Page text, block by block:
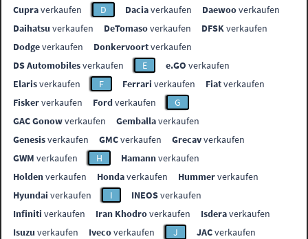
Cupraverkaufen D Daciaverkaufen Daewooverkaufen
Daihatsu verkaufen DeTomasoverkaufen DFSKverkaufen
Dodgeverkaufen Donkervoortverkaufen
DS Automobilesverkaufen E e.GO verkaufen
Elarisverkaufen F Ferrari verkaufen Fiatverkaufen
Fiskerverkaufen Fordverkaufen
G
GAC Gonowverkaufen Gemballaverkaufen
Genesisverkaufen GMCverkaufen Grecavverkaufen
GWM verkaufen H Hamannverkaufen
Holdenverkaufen Hondaverkaufen Hummerverkaufen
Hyundai verkaufen I INEOSverkaufen
Infiniti verkaufen Iran Khodroverkaufen Isderaverkaufen
Isuzu verkaufen Ivecoverkaufen J JACverkaufen